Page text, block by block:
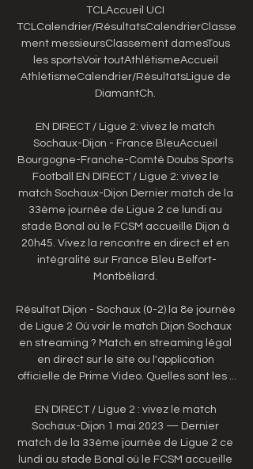
TCLAccueil UCI
TCLCalendrier/RésultatsCalendrierClasse
ment messieursClassement damesTous
les sportsVoir toutAthlétismeAccueil
AthlétismeCalendrier/RésultatsLigue de
DiamantCh.
EN DIRECT / Ligue 2: vivez le match
Sochaux-Dijon - France BleuAccueil
Bourgogne-Franche-Comté Doubs Sports
Football EN DIRECT / Ligue 2: vivez le
match Sochaux-Dijon Dernier match de la
33ème journée de Ligue 2 ce lundi au
stade Bonal où le FCSM accueille Dijon à
20h45. Vivez la rencontre en direct et en
intégralité sur France Bleu Belfort-
Montbéliard.
Résultat Dijon - Sochaux (0-2) la 8e journée
de Ligue 2 Où voir le match Dijon Sochaux
en streaming ? Match en streaming légal
en direct sur le site ou l'application
officielle de Prime Video. Quelles sont les ...
EN DIRECT / Ligue 2 : vivez le match
Sochaux-Dijon 1 mai 2023 — Dernier
match de la 33ème journée de Ligue 2 ce
lundi au stade Bonal où le FCSM accueille